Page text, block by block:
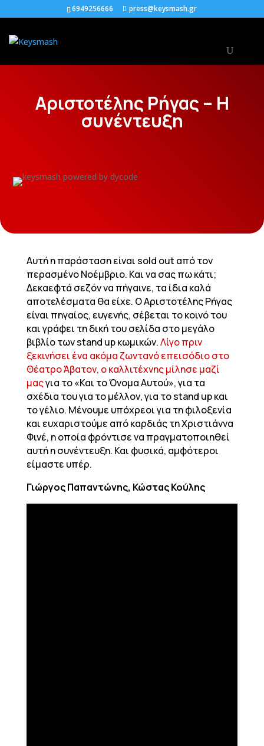
6949256666 press@keysmash.gr
Αριστοτέλης Ρήγας – Η
συνέντευξη
Αυτή η παράσταση είναι sold out από τον
περασμένο Νοέμβριο. Και να σας πω κάτι;
Δεκαεφτά σεζόν να πήγαινε, τα ίδια καλά
αποτελέσματα θα είχε. Ο Αριστοτέλης Ρήγας
είναι πηγαίος, ευγενής, σέβεται το κοινό του
και γράφει τη δική του σελίδα στο μεγάλο
βιβλίο των stand up κωμικών.Λίγο πριν
ξεκινήσει ένα ακόμα ζωντανό επεισόδιο στο
Θέατρο Άβατον, ο καλλιτέχνης μίλησε μαζί
μαςγια το «Και το Όνομα Αυτού», για τα
σχέδια του για το μέλλον, για το stand up και
το γέλιο. Μένουμε υπόχρεοι για τη φιλοξενία
και ευχαριστούμε από καρδιάς τη Χριστιάννα
Φινέ, η οποία φρόντισε να πραγματοποιηθεί
αυτή η συνέντευξη. Και φυσικά, αμφότεροι
είμαστε υπέρ.
Γιώργος Παπαντώνης, Κώστας Κούλης